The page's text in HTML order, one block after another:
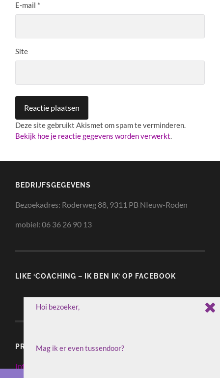
E-mail *
Site
Deze site gebruikt Akismet om spam te verminderen.
Bekijk hoe je reactie gegevens worden verwerkt.
BEDRIJFSGEGEVENS
Bezoekadres: Roderweg 88, 9311 PB NIeuw-Roden
mobiel: 06 36 26 90 13
LIKE ‘COACHING – IK BEN IK’ OP FACEBOOK
PRIVACY EN COOKIES
Informatie over Privacy en Cookies
Mag ik er even tussendoor?
goede relatie’ al gezien?